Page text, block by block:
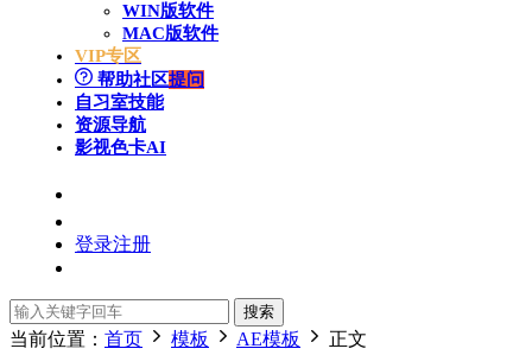
WIN版软件
MAC版软件
VIP专区
帮助社区提问
自习室技能
资源导航
影视色卡AI
登录注册
搜索
当前位置： 首页 模板 AE模板 正文